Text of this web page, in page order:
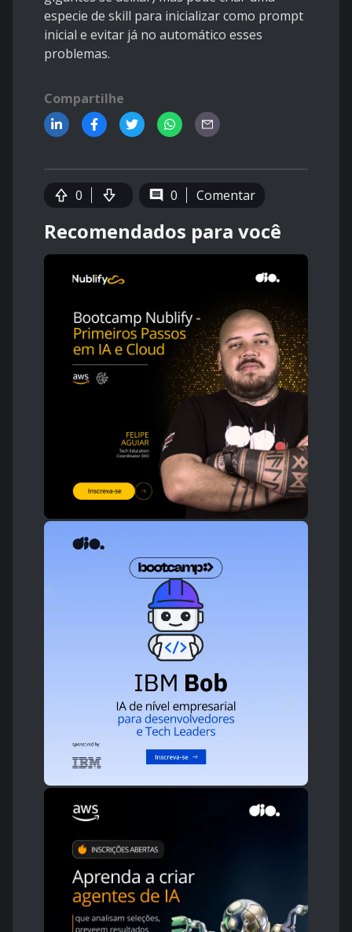
especie de skill para inicializar como prompt
inicial e evitar já no automático esses
problemas.
Compartilhe
0 0 Comentar
Recomendados para você